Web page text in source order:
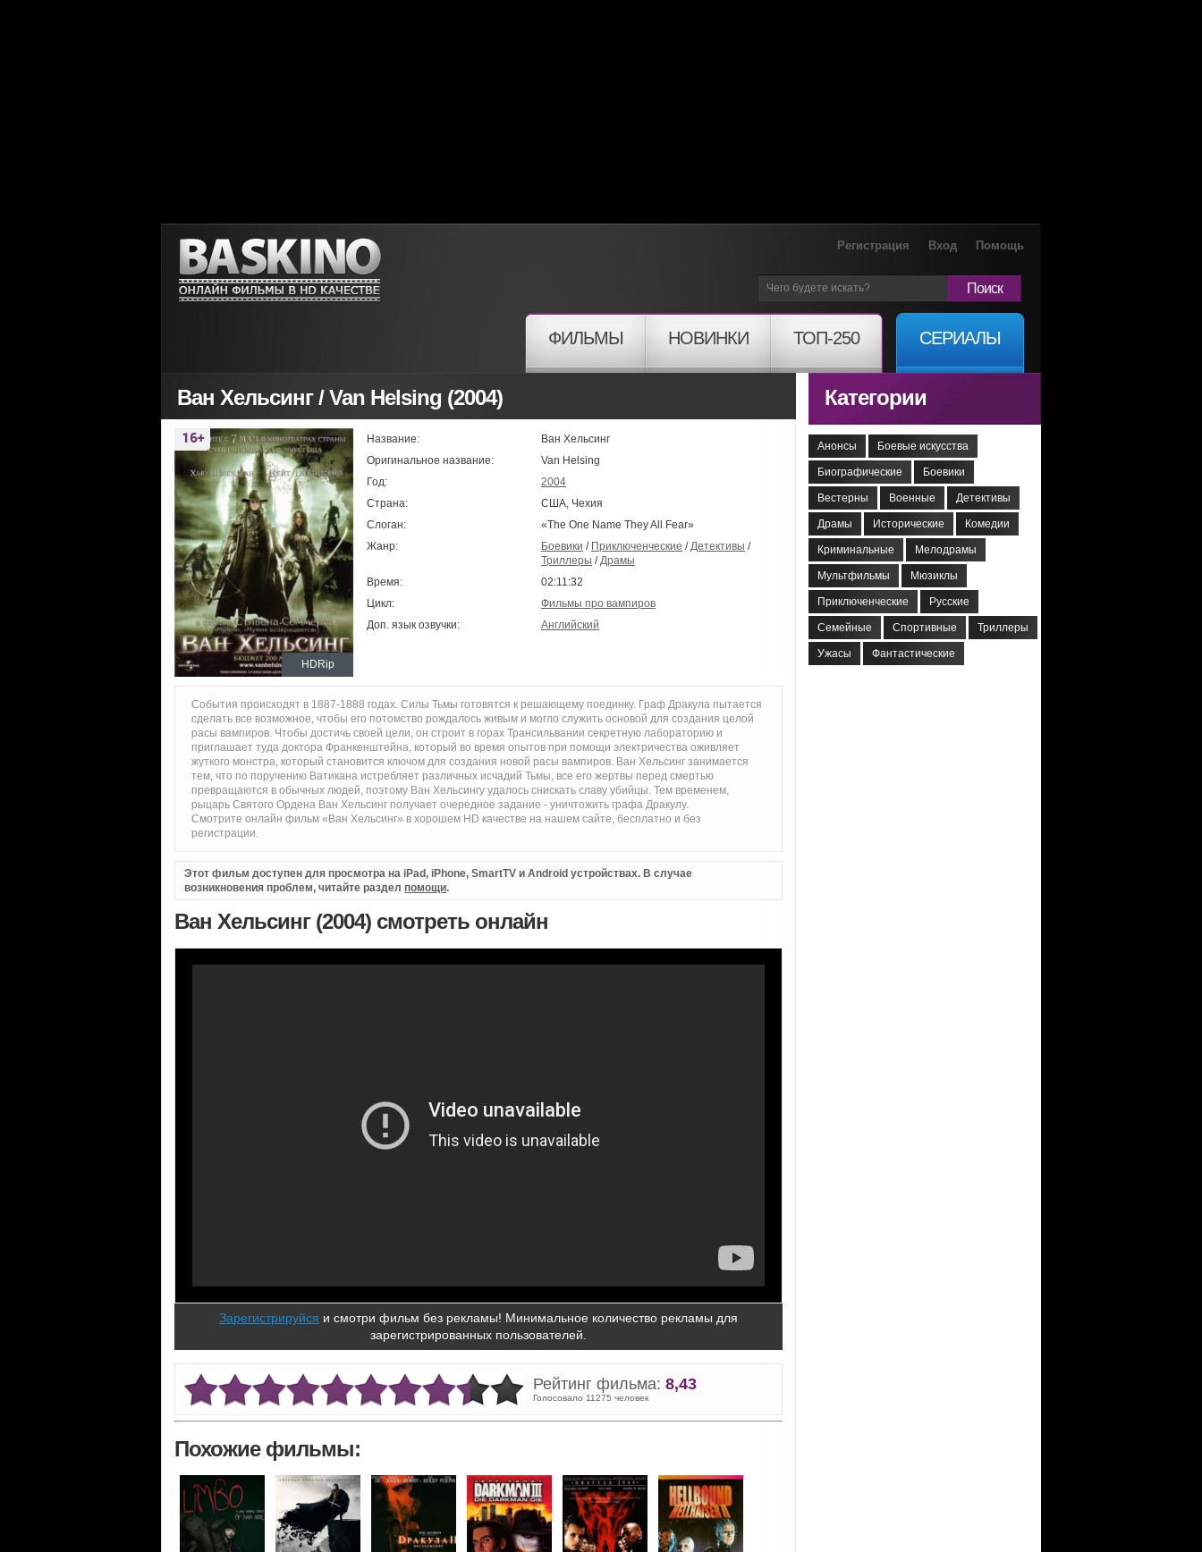
Регистрация Вход Помощь
Поиск
ФИЛЬМЫ НОВИНКИ ТОП-250 СЕРИАЛЫ
Ван Хельсинг / Van Helsing (2004)
HDRip
Название:
Ван Хельсинг
Оригинальное название:
Van Helsing
Год:
2004
Страна:
США, Чехия
Слоган:
«The One Name They All Fear»
Жанр:
Боевики / Приключенческие /Детективы /
Триллеры /Драмы
Время:
02:11:32
Цикл:
Фильмы про вампиров
Доп. язык озвучки:
Английский
События происходят в 1887-1888 годах. Силы Тьмы готовятся к решающему поединку. Граф Дракула пытается
сделать все возможное, чтобы его потомство рождалось живым и могло служить основой для создания целой
расы вампиров. Чтобы достичь своей цели, он строит в горах Трансильвании секретную лабораторию и
приглашает туда доктора Франкенштейна, который во время опытов при помощи электричества оживляет
жуткого монстра, который становится ключом для создания новой расы вампиров. Ван Хельсинг занимается
тем, что по поручению Ватикана истребляет различных исчадий Тьмы, все его жертвы перед смертью
превращаются в обычных людей, поэтому Ван Хельсингу удалось снискать славу убийцы. Тем временем,
рыцарь Святого Ордена Ван Хельсинг получает очередное задание - уничтожить графа Дракулу.
Смотрите онлайн фильм «Ван Хельсинг» в хорошем HD качестве на нашем сайте, бесплатно и без
регистрации.
Этот фильм доступен для просмотра на iPad, iPhone, SmartTV и Android устройствах. В случае
возникновения проблем, читайте раздел помощи.
Ван Хельсинг (2004) смотреть онлайн
Зарегистрируйся и смотри фильм без рекламы! Минимальное количество рекламы для
зарегистрированных пользователей.
Рейтинг фильма: 8,43
Голосовало 11275 человек
Похожие фильмы:
Категории
Анонсы Боевые искусства
Биографические Боевики
Вестерны Военные Детективы
Драмы Исторические Комедии
Криминальные Мелодрамы
Мультфильмы Мюзиклы
Приключенческие Русские
Семейные Спортивные Триллеры
Ужасы Фантастические